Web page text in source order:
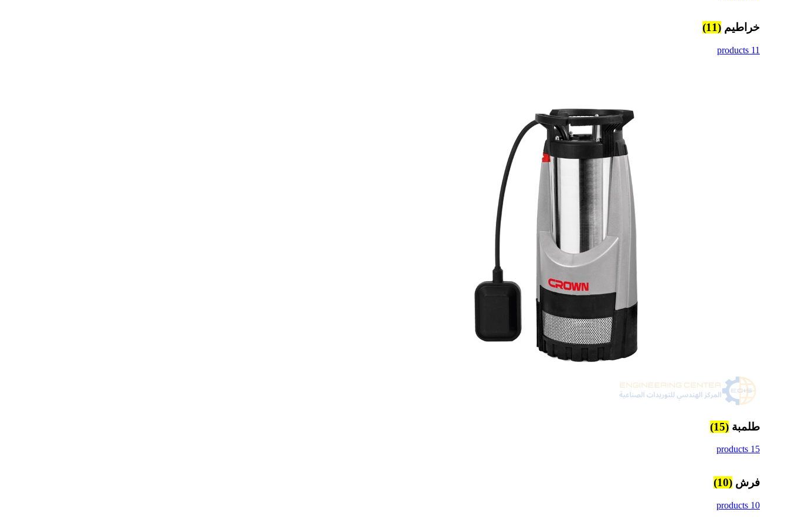
خراطيم (11)
11 products
طلمبة (15)
15 products
فرش (10)
10 products